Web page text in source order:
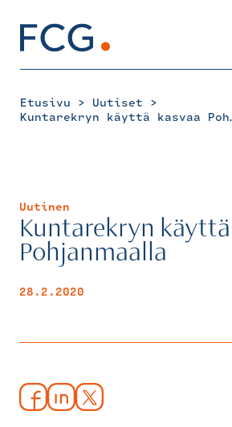
content
Etusivu > Uutiset >
Uutinen
Kuntarekryn käyttä
Pohjanmaalla
28.2.2020